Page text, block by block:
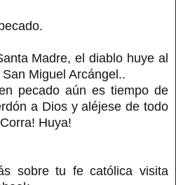
Madre, el diablo huye al
Miguel Arcángel..
pecado aún es tiempo de
a Dios y aléjese de todo
Huya!
sobre tu fe católica visita